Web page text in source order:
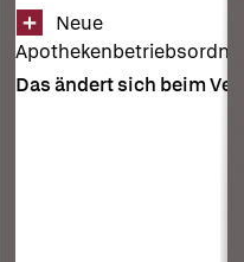
Das ändert sich beim
Neue